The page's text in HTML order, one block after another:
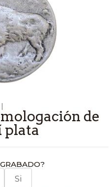
|
de
plata
Si